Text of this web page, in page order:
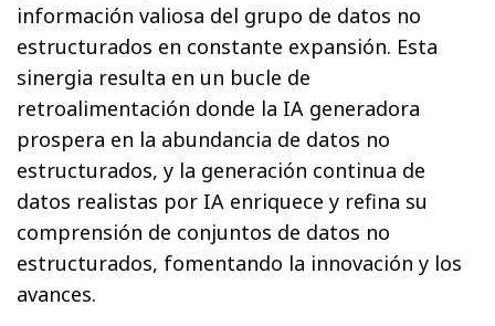
información valiosa del grupo de datos no
estructurados en constante expansión. Esta
sinergia resulta en un bucle de
retroalimentación donde la IA generadora
prospera en la abundancia de datos no
estructurados, y la generación continua de
datos realistas por IA enriquece y refina su
comprensión de conjuntos de datos no
estructurados, fomentando la innovación y los
avances.